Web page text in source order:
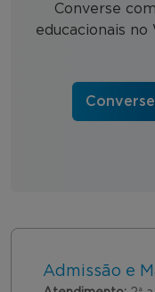
Converse
educacionais
Admissão e